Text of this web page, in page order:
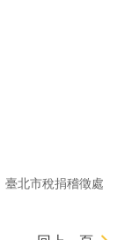
臺北市稅捐稽徵處